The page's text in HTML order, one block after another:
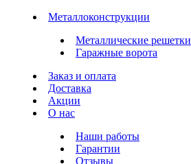
Металлоконструкции
Металлические решетки
Гаражные ворота
Заказ и оплата
Доставка
Акции
О нас
Наши работы
Гарантии
Отзывы